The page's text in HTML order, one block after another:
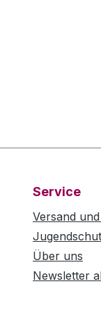
Service
Versand
Über uns
Newsletter